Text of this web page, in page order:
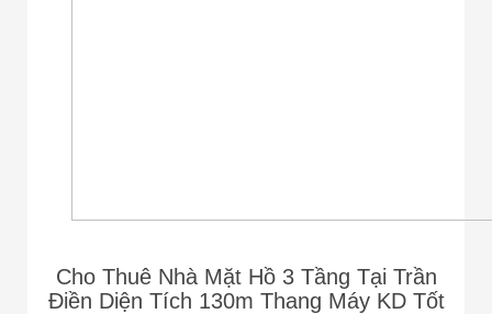
Cho Thuê Nhà Mặt Hồ 3 Tầng Tại Trần
Điền Diện Tích 130m Thang Máy KD Tốt